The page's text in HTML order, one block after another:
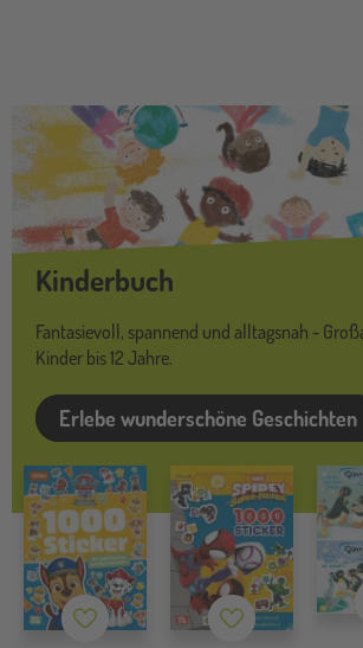
Carlsen Verlag:
Kinderbuch
Fantasievoll, spannend und alltagsnah -
Kinder bis 12 Jahre.
Erlebe wunderschöne Geschichten
Merkzettel Merkzettel